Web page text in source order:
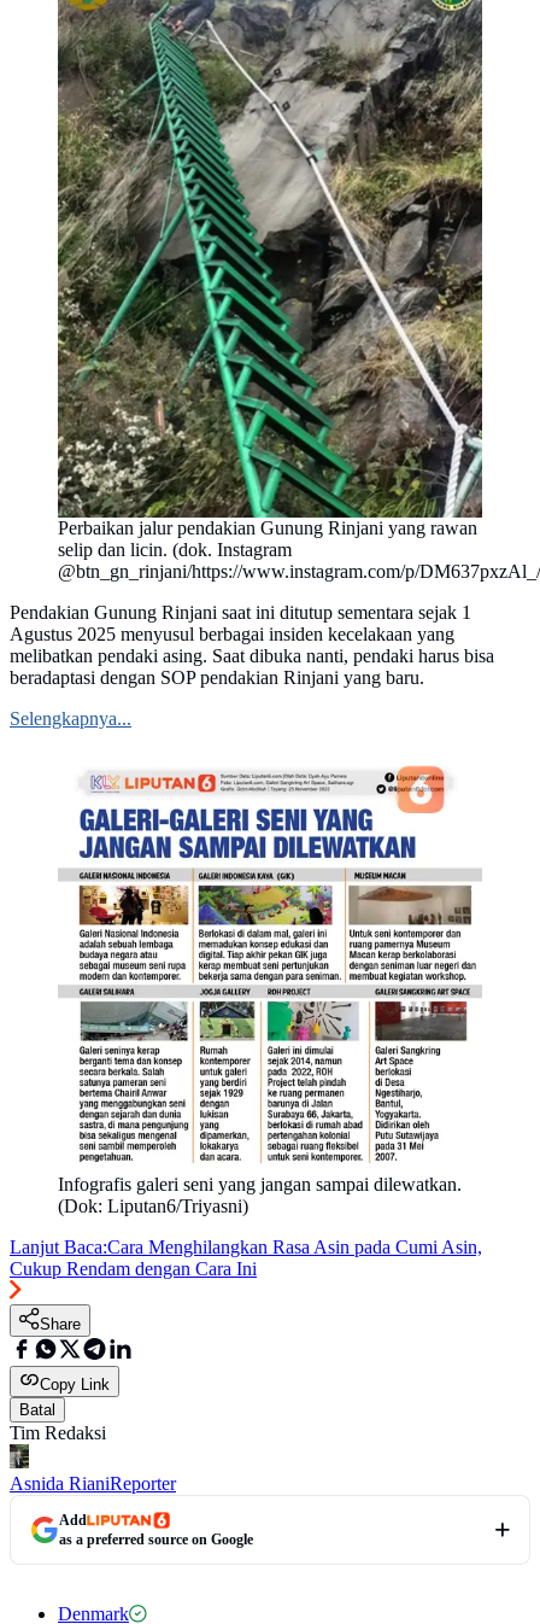
Perbaikan jalur pendakian Gunung Rinjani yang rawan
selip dan licin. (dok. Instagram
@btn_gn_rinjani/https://www.instagram.com/p/
Pendakian Gunung Rinjani saat ini ditutup sementara sejak 1
Agustus 2025 menyusul berbagai insiden kecelakaan yang
melibatkan pendaki asing. Saat dibuka nanti, pendaki harus bisa
beradaptasi dengan SOP pendakian Rinjani yang baru.
Selengkapnya...
Infografis galeri seni yang jangan sampai dilewatkan.
(Dok: Liputan6/Triyasni)
Lanjut Baca:Cara Menghilangkan Rasa Asin pada Cumi Asin,
Cukup Rendam dengan Cara Ini
Share
Copy Link
Batal
Tim Redaksi
Asnida RianiReporter
Add
as a preferred source on Google
Denmark